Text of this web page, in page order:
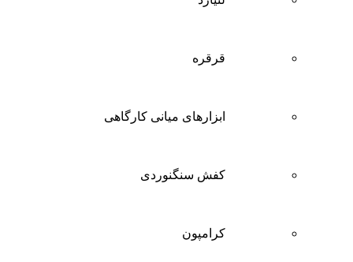
قرقره
ابزارهای میانی کارگاهی
کفش سنگنوردی
کرامپون